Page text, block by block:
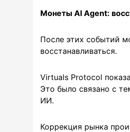
Монеты AI Agent:
После этих событий
восстанавливаться.
Virtuals Protocol
Это было связано с
ИИ.
Коррекция рынка